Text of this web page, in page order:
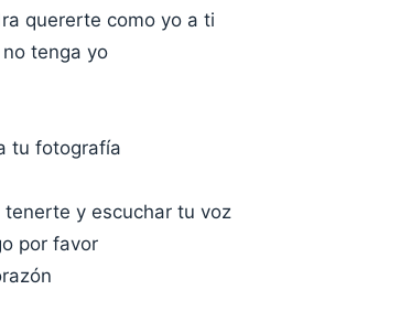
quererte como yo a ti
tenga yo
tu fotografía
y escuchar tu voz
por favor